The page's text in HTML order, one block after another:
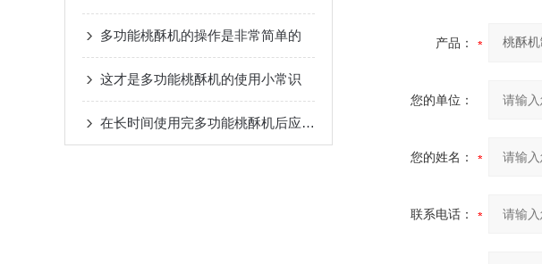
多功能桃酥机的操作是非常简单的
这才是多功能桃酥机的使用小常识
在长时间使用完多功能桃酥机后应当如何清洗呢？
产品：
您的单位：
您的姓名：
联系电话：